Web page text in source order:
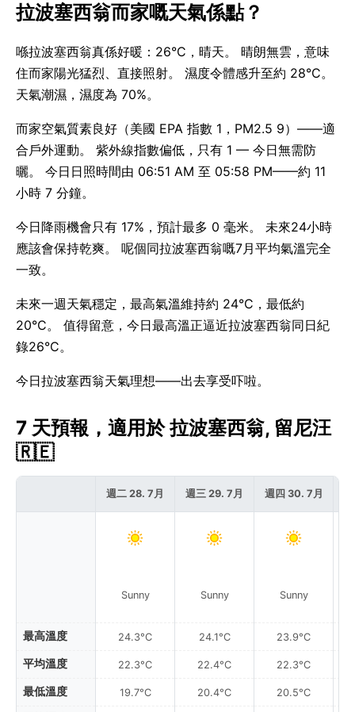
拉波塞西翁而家嘅天氣係點？
喺拉波塞西翁真係好暖：26°C，晴天。 晴朗無雲，意味
住而家陽光猛烈、直接照射。 濕度令體感升至約 28°C。
天氣潮濕，濕度為 70%。
而家空氣質素良好（美國 EPA 指數 1，PM2.5 9）——適
合戶外運動。 紫外線指數偏低，只有 1 — 今日無需防
曬。 今日日照時間由 06:51 AM 至 05:58 PM——約 11
小時 7 分鐘。
今日降雨機會只有 17%，預計最多 0 毫米。 未來24小時
應該會保持乾爽。 呢個同拉波塞西翁嘅7月平均氣溫完全
一致。
未來一週天氣穩定，最高氣溫維持約 24°C，最低約
20°C。 值得留意，今日最高溫正逼近拉波塞西翁同日紀
錄26°C。
今日拉波塞西翁天氣理想——出去享受吓啦。
7 天預報，適用於 拉波塞西翁, 留尼汪
🇷🇪
最高溫度
平均溫度
最低溫度
週二 28. 7月
Sunny
24.3°C
22.3°C
19.7°C
週三 29. 7月
Sunny
24.1°C
22.4°C
20.4°C
週四 30. 7月
Sunny
23.9°C
22.3°C
20.5°C